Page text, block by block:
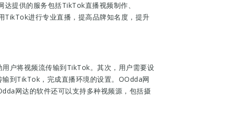
提供的服务包括TikTok直播视频制作、
进行专业直播，提高品牌知名度，提升
户将视频流传输到TikTok。其次，用户需要设
到TikTok，完成直播环境的设置。OOdda网
网达的软件还可以支持多种视频源，包括摄